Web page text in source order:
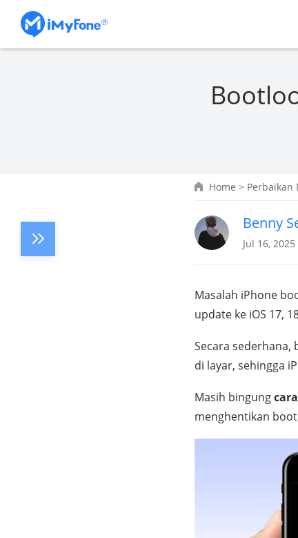
Home > Perbaikan
Benny
Jul 16,
Masalah iPhone
update ke iOS 17,
Secara
di layar, sehingga
Masih bingung
menghentikan